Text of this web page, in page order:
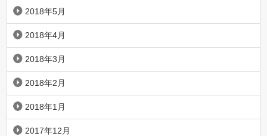
2018年5月
2018年4月
2018年3月
2018年2月
2018年1月
2017年12月